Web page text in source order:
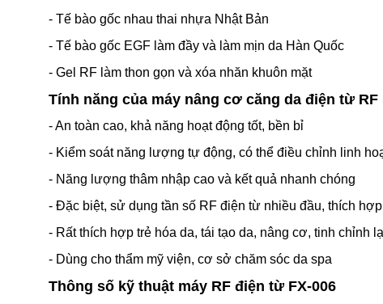
- Tế bào gốc nhau thai nhựa Nhật Bản
- Tế bào gốc EGF làm đầy và làm mịn da Hàn Quốc
- Gel RF làm thon gọn và xóa nhăn khuôn mặt
Tính năng của máy nâng cơ căng da điện từ RF
- An toàn cao, khả năng hoạt động tốt, bền bỉ
- Kiểm soát năng lượng tự động, có thể điều chỉnh linh
- Năng lượng thâm nhập cao và kết quả nhanh chóng
- Đặc biệt, sử dụng tần số RF điện từ nhiều đầu, thích
- Rất thích hợp trẻ hóa da, tái tạo da, nâng cơ, tinh chỉnh
- Dùng cho thẩm mỹ viện, cơ sở chăm sóc da spa
Thông số kỹ thuật máy RF điện từ FX-006